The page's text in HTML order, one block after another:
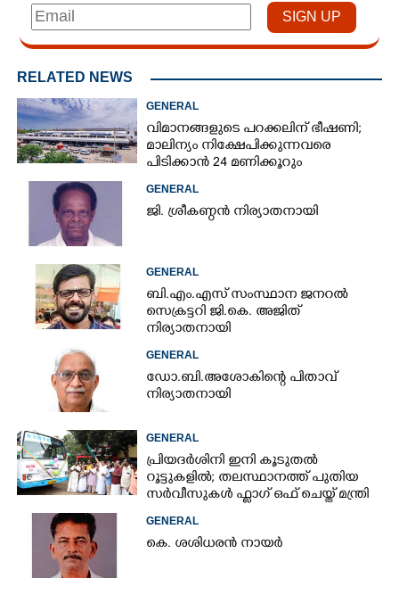
RELATED NEWS
GENERAL
വിമാനങ്ങളുടെ പറക്കലിന് ഭീഷണി;​
മാലിന്യം നിക്ഷേപിക്കുന്നവരെ
പിടിക്കാൻ 24 മണിക്കൂറും
GENERAL
ജി. ശ്രീകണ്ഠൻ നിര്യാതനായി
GENERAL
ബി.എം.എസ് സംസ്ഥാന ജനറൽ
സെക്രട്ടറി ജി.കെ. അജിത്
നിര്യാതനായി
GENERAL
ഡോ.ബി.അശോകിന്റെ പിതാവ്
നിര്യാതനായി
GENERAL
പ്രിയദർശിനി ഇനി കൂടുതൽ
റൂട്ടുകളിൽ; തലസ്ഥാനത്ത് പുതിയ
സർവീസുകൾ ഫ്ലാഗ് ഒഫ് ചെയ്ത് മന്ത്രി
GENERAL
കെ. ശശിധരൻ നായർ